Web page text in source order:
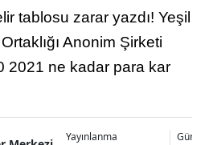
tablosu zarar yazdı! Yeşil
Anonim Şirketi
2021 ne kadar para kar
Yayınlanma